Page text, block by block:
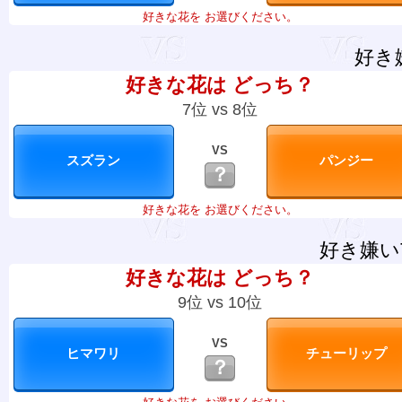
好きな花を お選びください。
好き
好きな花は どっち？
7位 vs 8位
VS
？
好きな花を お選びください。
好き嫌
好きな花は どっち？
9位 vs 10位
VS
？